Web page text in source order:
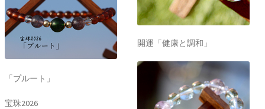
「プルート」
宝珠2026
開運「健康と調和」